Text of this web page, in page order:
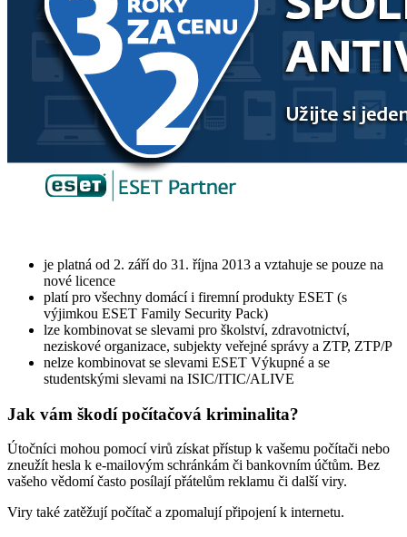
je platná od 2. září do 31. října 2013 a vztahuje se pouze na
nové licence
platí pro všechny domácí i firemní produkty ESET (s
výjimkou ESET Family Security Pack)
lze kombinovat se slevami pro školství, zdravotnictví,
neziskové organizace, subjekty veřejné správy a ZTP, ZTP/P
nelze kombinovat se slevami ESET Výkupné a se
studentskými slevami na ISIC/ITIC/ALIVE
Jak vám škodí počítačová kriminalita?
Útočníci mohou pomocí virů získat přístup k vašemu počítači nebo
zneužít hesla k e-mailovým schránkám či bankovním účtům. Bez
vašeho vědomí často posílají přátelům reklamu či další viry.
Viry také zatěžují počítač a zpomalují připojení k internetu.